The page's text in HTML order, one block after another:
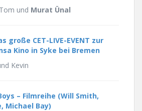
und Murat Ünal
große CET-LIVE-EVENT zur
Kino in Syke bei Bremen
Kevin
– Filmreihe (Will Smith,
Michael Bay)